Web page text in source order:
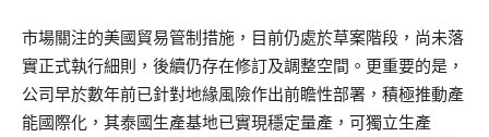
市場關注的美國貿易管制措施，目前仍處於草案階段，尚未落
實正式執行細則，後續仍存在修訂及調整空間。更重要的是，
公司早於數年前已針對地緣風險作出前瞻性部署，積極推動產
能國際化，其泰國生產基地已實現穩定量產，可獨立生產